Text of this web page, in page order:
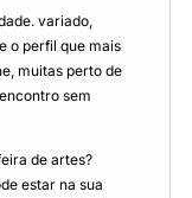
variado,
o perfil que mais
muitas perto de
sem
de artes?
estar na sua